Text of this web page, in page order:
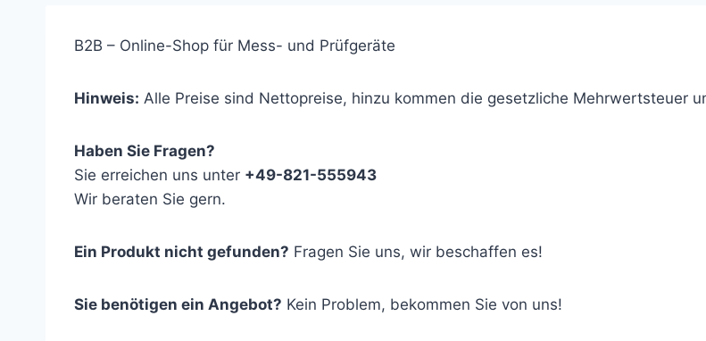
B2B – Online-Shop für Mess- und Prüfgeräte
Hinweis: Alle Preise sind Nettopreise, hinzu kommen die gesetzliche Mehrwertsteuer
Haben Sie Fragen?
Sie erreichen uns unter +49-821-555943
Wir beraten Sie gern.
Ein Produkt nicht gefunden? Fragen Sie uns, wir beschaffen es!
Sie benötigen ein Angebot? Kein Problem, bekommen Sie von uns!